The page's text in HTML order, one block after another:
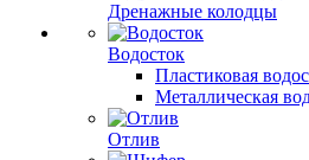
Дренажные колодцы
Водосток
Пластиковая
Металлическая
Отлив